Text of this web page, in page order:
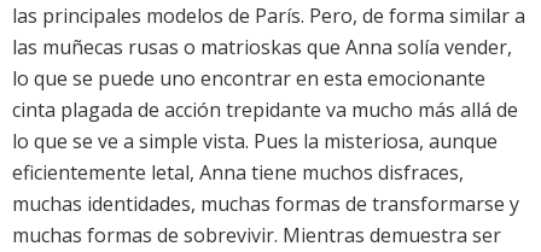
las principales modelos de París. Pero, de forma similar a
las muñecas rusas o matrioskas que Anna solía vender,
lo que se puede uno encontrar en esta emocionante
cinta plagada de acción trepidante va mucho más allá de
lo que se ve a simple vista. Pues la misteriosa, aunque
eficientemente letal, Anna tiene muchos disfraces,
muchas identidades, muchas formas de transformarse y
muchas formas de sobrevivir. Mientras demuestra ser